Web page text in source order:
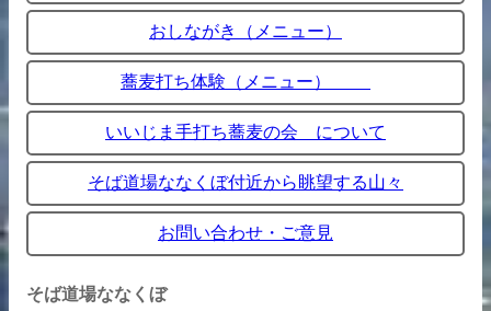
おしながき（メニュー）
蕎麦打ち体験（メニュー）
いいじま手打ち蕎麦の会 について
そば道場ななくぼ付近から眺望する山々
お問い合わせ・ご意見
そば道場ななくぼ